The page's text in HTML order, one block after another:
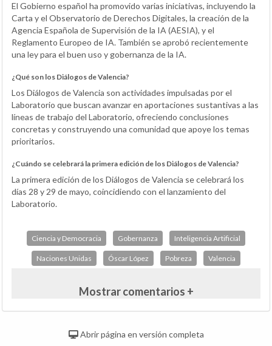
El Gobierno español ha promovido varias iniciativas, incluyendo la
Carta y el Observatorio de Derechos Digitales, la creación de la
Agencia Española de Supervisión de la IA (AESIA), y el
Reglamento Europeo de IA. También se aprobó recientemente
una ley para el buen uso y gobernanza de la IA.
¿Qué son los Diálogos de Valencia?
Los Diálogos de Valencia son actividades impulsadas por el
Laboratorio que buscan avanzar en aportaciones sustantivas a las
líneas de trabajo del Laboratorio, ofreciendo conclusiones
concretas y construyendo una comunidad que apoye los temas
prioritarios.
¿Cuándo se celebrará la primera edición de los Diálogos de Valencia?
La primera edición de los Diálogos de Valencia se celebrará los
días 28 y 29 de mayo, coincidiendo con el lanzamiento del
Laboratorio.
Ciencia y Democracia Gobernanza Inteligencia Artificial
Naciones Unidas Óscar López Pobreza Valencia
Mostrar comentarios +
Abrir página en versión completa